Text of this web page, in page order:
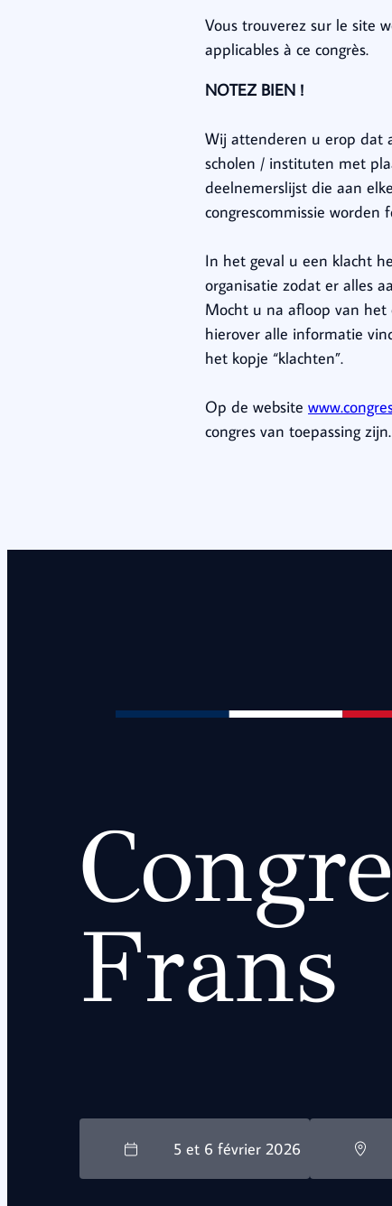
Vous trouverez sur le site
applicables à ce congrès.
NOTEZ BIEN !
Wij attenderen u erop dat
scholen / instituten met
deelnemerslijst die aan
congrescommissie worden
In het geval u een klacht
organisatie zodat er alles
Mocht u na afloop van het
hierover alle informatie
het kopje “klachten”.
Op de website
congres van toepassing zijn.
Frans
5 et 6 février 2026